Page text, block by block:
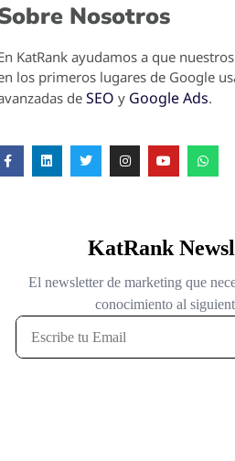
Nosotros
KatRank ayudamos a que
los primeros lugares de Google
deSEO y Google Ads.